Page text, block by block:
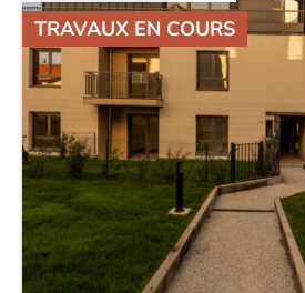
TRAVAUX EN COURS